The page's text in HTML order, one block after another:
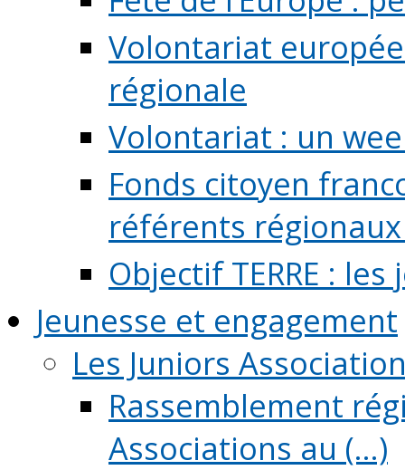
Volontariat
régionale
Volontariat : un
Fonds citoyen
référents régionaux
Objectif TERRE :
Jeunesse et engagement
Les Juniors
Rassemblement
Associations au (...)